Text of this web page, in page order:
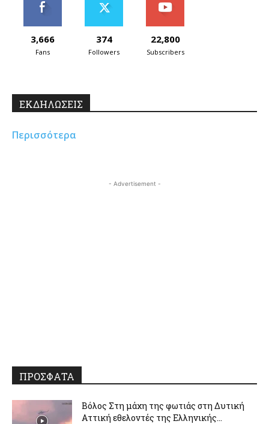
3,666
Fans
374
Followers
22,800
Subscribers
ΕΚΔΗΛΩΣΕΙΣ
Περισσότερα
- Advertisement -
ΠΡΟΣΦΑΤΑ
Βόλος Στη μάχη της φωτιάς στη Δυτική
Αττική εθελοντές της Ελληνικής...